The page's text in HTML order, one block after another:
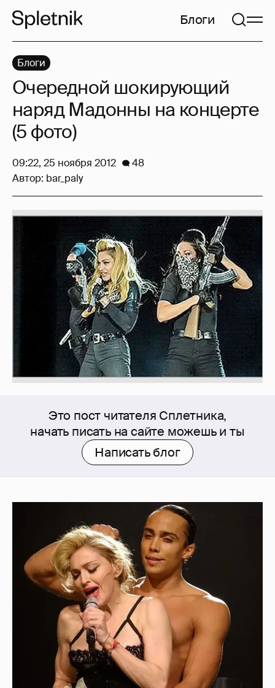
Блоги
Это пост читателя Сплетника,
начать писать на сайте можешь и ты
Написать блог
Блоги
Очередной шокирующий
наряд Мадонны на концерте
(5 фото)
09:22, 25 ноября 2012
48
Автор: bar_paly